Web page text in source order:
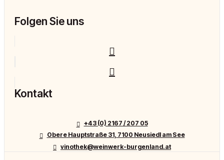
Folgen Sie uns
Kontakt
+43 (0) 2167 / 207 05
Obere Hauptstraße 31, 7100 Neusiedl am See
vinothek@weinwerk-burgenland.at